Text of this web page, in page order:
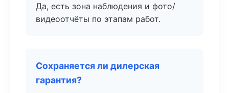
Да, есть зона наблюдения и фото/
видеоотчёты по этапам работ.
Сохраняется ли дилерская
гарантия?